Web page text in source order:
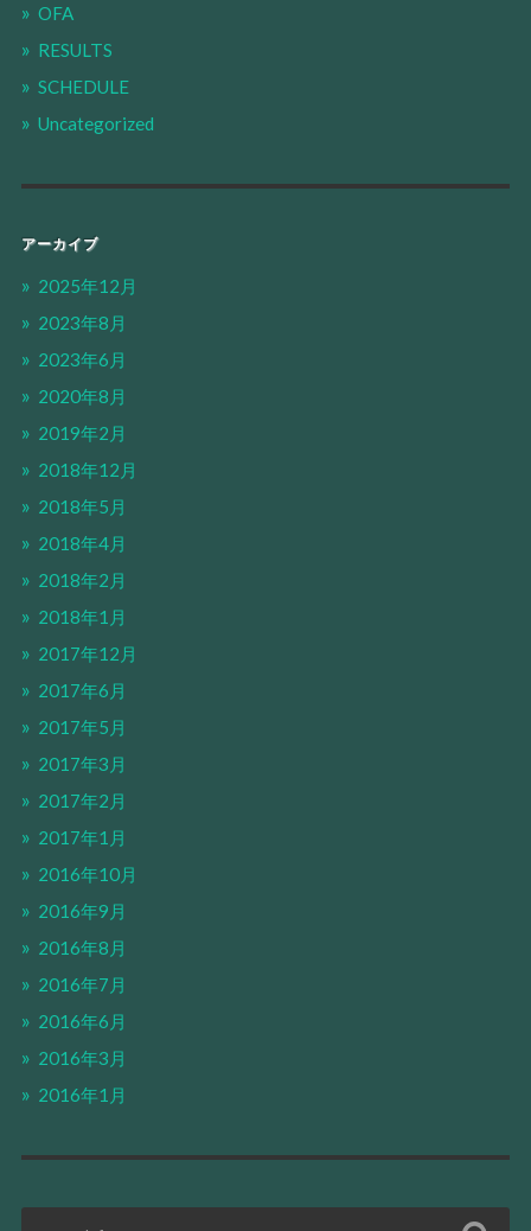
OFA
RESULTS
SCHEDULE
Uncategorized
アーカイブ
2025年12月
2023年8月
2023年6月
2020年8月
2019年2月
2018年12月
2018年5月
2018年4月
2018年2月
2018年1月
2017年12月
2017年6月
2017年5月
2017年3月
2017年2月
2017年1月
2016年10月
2016年9月
2016年8月
2016年7月
2016年6月
2016年3月
2016年1月